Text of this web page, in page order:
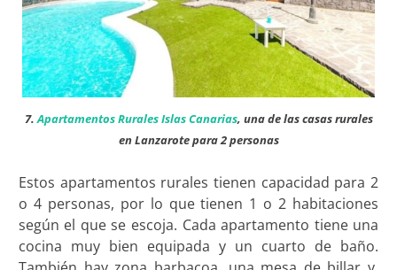
7.Apartamentos Rurales Islas Canarias, una de las casas rurales
en Lanzarote para 2 personas
Estos apartamentos rurales tienen capacidad para 2
o 4 personas, por lo que tienen 1 o 2 habitaciones
según el que se escoja. Cada apartamento tiene una
cocina muy bien equipada y un cuarto de baño.